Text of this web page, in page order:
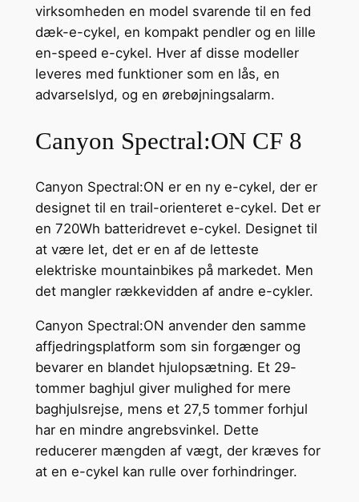
virksomheden en model svarende til en fed
dæk-e-cykel, en kompakt pendler og en lille
en-speed e-cykel. Hver af disse modeller
leveres med funktioner som en lås, en
advarselslyd, og en ørebøjningsalarm.
Canyon Spectral:ON CF 8
Canyon Spectral:ON er en ny e-cykel, der er
designet til en trail-orienteret e-cykel. Det er
en 720Wh batteridrevet e-cykel. Designet til
at være let, det er en af de letteste
elektriske mountainbikes på markedet. Men
det mangler rækkevidden af andre e-cykler.
Canyon Spectral:ON anvender den samme
affjedringsplatform som sin forgænger og
bevarer en blandet hjulopsætning. Et 29-
tommer baghjul giver mulighed for mere
baghjulsrejse, mens et 27,5 tommer forhjul
har en mindre angrebsvinkel. Dette
reducerer mængden af vægt, der kræves for
at en e-cykel kan rulle over forhindringer.